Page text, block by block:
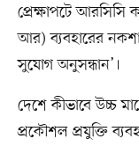
প্রেক্ষাপটে আরসিসি
আর) ব্যবহারের নকশা
সুযোগ অনুসন্ধান’।
দেশে কীভাবে উচ্চ
প্রকৌশল প্রযুক্তি